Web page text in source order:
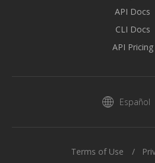
API Docs
CLI Docs
API Pricing
Español
Terms of Use